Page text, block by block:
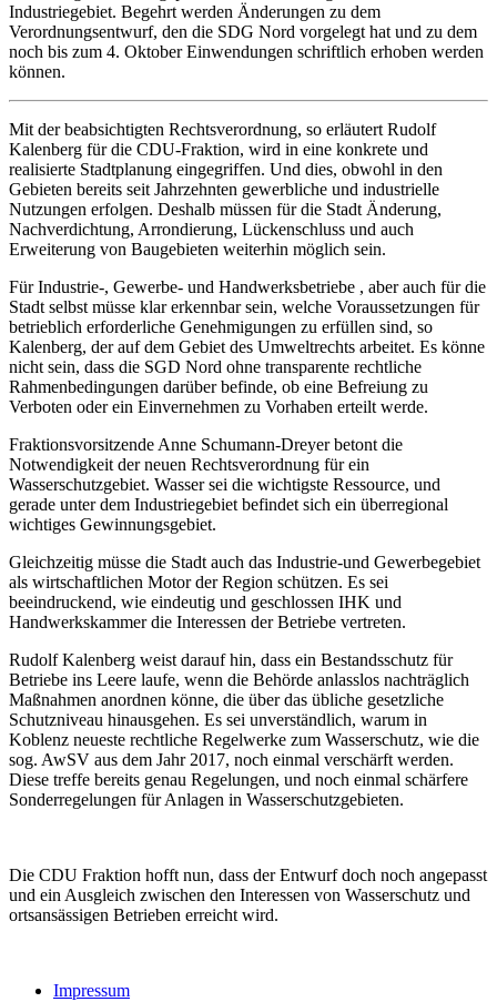
Industriegebiet. Begehrt werden Änderungen zu dem
Verordnungsentwurf, den die SDG Nord vorgelegt hat und zu dem
noch bis zum 4. Oktober Einwendungen schriftlich erhoben werden
können.
Mit der beabsichtigten Rechtsverordnung, so erläutert Rudolf
Kalenberg für die CDU-Fraktion, wird in eine konkrete und
realisierte Stadtplanung eingegriffen. Und dies, obwohl in den
Gebieten bereits seit Jahrzehnten gewerbliche und industrielle
Nutzungen erfolgen. Deshalb müssen für die Stadt Änderung,
Nachverdichtung, Arrondierung, Lückenschluss und auch
Erweiterung von Baugebieten weiterhin möglich sein.
Für Industrie-, Gewerbe- und Handwerksbetriebe , aber auch für die
Stadt selbst müsse klar erkennbar sein, welche Voraussetzungen für
betrieblich erforderliche Genehmigungen zu erfüllen sind, so
Kalenberg, der auf dem Gebiet des Umweltrechts arbeitet. Es könne
nicht sein, dass die SGD Nord ohne transparente rechtliche
Rahmenbedingungen darüber befinde, ob eine Befreiung zu
Verboten oder ein Einvernehmen zu Vorhaben erteilt werde.
Fraktionsvorsitzende Anne Schumann-Dreyer betont die
Notwendigkeit der neuen Rechts­verordnung für ein
Wasserschutzgebiet. Wasser sei die wichtigste Ressource, und
gerade unter dem Industriegebiet befindet sich ein überregional
wichtiges Gewinnungsgebiet.
Gleichzeitig müsse die Stadt auch das Industrie-und Gewerbegebiet
als wirtschaftlichen Motor der Region schützen. Es sei
beeindruckend, wie eindeutig und geschlossen IHK und
Handwerkskammer die Interessen der Betriebe vertreten.
Rudolf Kalenberg weist darauf hin, dass ein Bestandsschutz für
Betriebe ins Leere laufe, wenn die Behörde anlasslos nachträglich
Maßnahmen anordnen könne, die über das üb­liche gesetzliche
Schutzniveau hinausgehen. Es sei unverständlich, warum in
Koblenz neueste rechtliche Regelwerke zum Wasserschutz, wie die
sog. AwSV aus dem Jahr 2017, noch einmal verschärft werden.
Diese treffe bereits genau Regelungen, und noch einmal schärfere
Sonderregelungen für Anlagen in Wasserschutzge­bieten.
Die CDU Fraktion hofft nun, dass der Entwurf doch noch angepasst
und ein Ausgleich zwischen den Interessen von Wasserschutz und
ortsansässigen Betrieben erreicht wird.
Impressum